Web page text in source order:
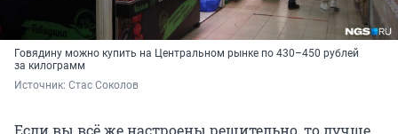
Говядину можно купить на Центральном рынке по 430–450 рублей
за килограмм
Источник: Стас Соколов
Если вы всё же настроены решительно, то лучше